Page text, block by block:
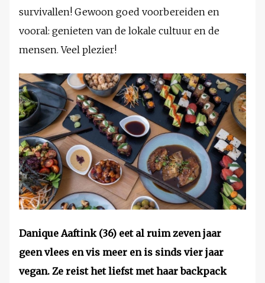
survivallen! Gewoon goed voorbereiden en
vooral: genieten van de lokale cultuur en de
mensen. Veel plezier!
Danique Aaftink (36) eet al ruim zeven jaar
geen vlees en vis meer en is sinds vier jaar
vegan. Ze reist het liefst met haar backpack